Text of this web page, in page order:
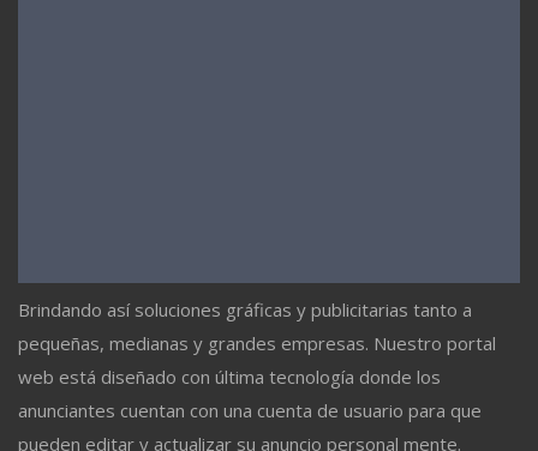
Brindando así soluciones gráficas y publicitarias tanto a
pequeñas, medianas y grandes empresas. Nuestro portal
web está diseñado con última tecnología donde los
anunciantes cuentan con una cuenta de usuario para que
pueden editar y actualizar su anuncio personal mente.